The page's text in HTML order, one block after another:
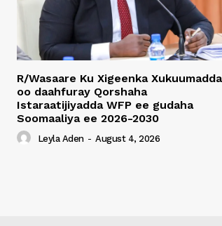
R/Wasaare Ku Xigeenka Xukuumadda
oo daahfuray Qorshaha
Istaraatijiyadda WFP ee gudaha
Soomaaliya ee 2026-2030
Leyla Aden - August 4, 2026